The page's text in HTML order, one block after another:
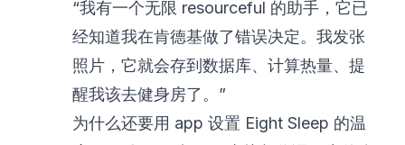
“我有一个无限 resourceful 的助手，它已
经知道我在肯德基做了错误决定。我发张
照片，它就会存到数据库、计算热量、提
醒我该去健身房了。”
为什么还要用 app 设置 Eight Sleep 的温